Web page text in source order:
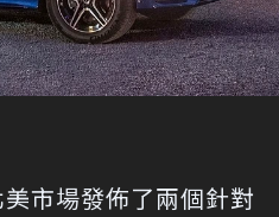
市場發佈了兩個針對